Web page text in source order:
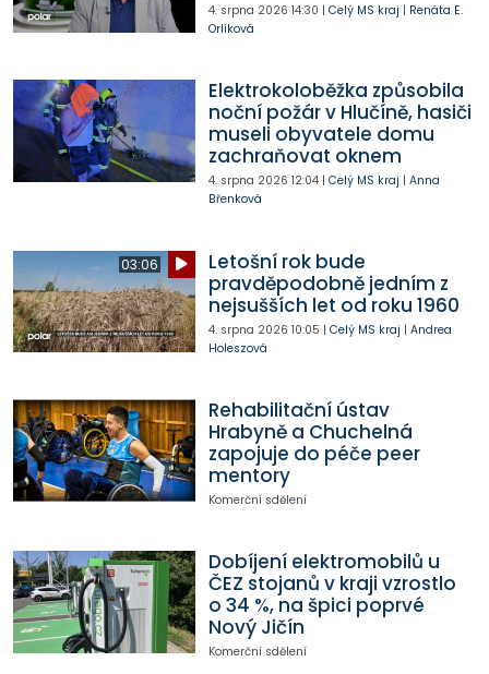
4. srpna 2026 14:30 | Celý MS kraj | Renáta E.
Orlíková
Elektrokoloběžka způsobila
noční požár v Hlučíně, hasiči
museli obyvatele domu
zachraňovat oknem
4. srpna 2026 12:04| Celý MS kraj | Anna
Břenková
03:06
Letošní rok bude
pravděpodobně jedním z
nejsušších let od roku 1960
4. srpna 2026 10:05 | Celý MS kraj | Andrea
Holeszová
Rehabilitační ústav
Hrabyně a Chuchelná
zapojuje do péče peer
mentory
Komerční sdělení
Dobíjení elektromobilů u
ČEZ stojanů v kraji vzrostlo
o 34 %, na špici poprvé
Nový Jičín
Komerční sdělení